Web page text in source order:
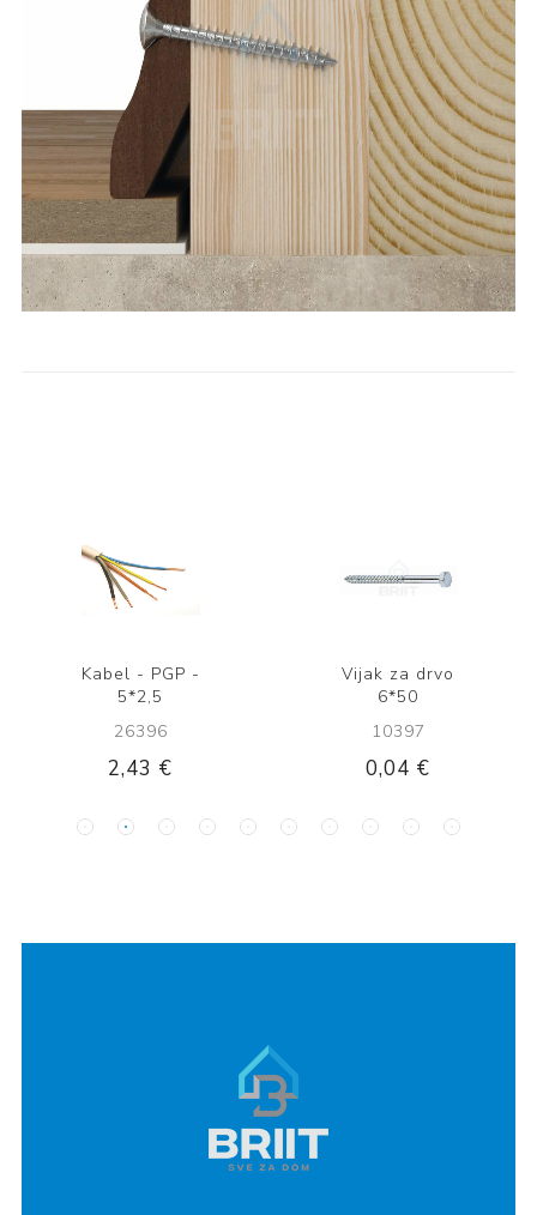
Kabel - PGP -
5*2,5
26396
2,43 €
Vijak za drvo
6*50
10397
0,04 €